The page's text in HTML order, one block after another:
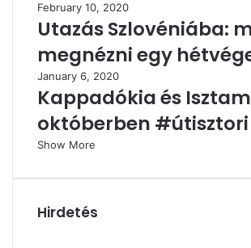
February 10, 2020
Utazás Szlovéniába:
megnézni egy
January 6, 2020
Kappadókia és
októberben #útisztori
Show More
Hirdetés